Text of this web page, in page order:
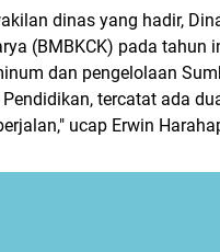
dinas yang hadir,
(BMBKCK) pada tahun
dan pengelolaan
tercatat ada
ucap Erwin